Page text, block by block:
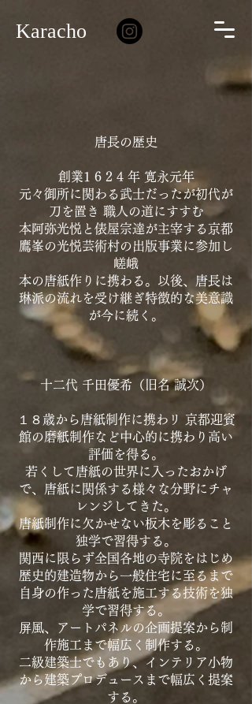
Karacho
唐長の歴史
創業1 6 2 4 年 寛永元年
元々御所に関わる武士だったが初代が
刀を置き 職人の道にすすむ
本阿弥光悦と俵屋宗達が主宰する京都
鷹峯の光悦芸術村の出版事業に参加し
嵯峨
本の唐紙作りに携わる。以後、唐長は
琳派の流れを受け継ぎ特徴的な美意識
が今に続く。
十二代 千田優希（旧名 誠次）
１８歳から唐紙制作に携わリ 京都迎賓
館の磨紙制作など中心的に携わり高い
評価を得る。
若くして唐紙の世界に入ったおかげ
で、唐紙に関係する様々な分野にチャ
レンジしてきた。
唐紙制作に欠かせない板木を彫ること
独学で習得する。
関西に限らず全国各地の寺院をはじめ
歴史的建造物から一般住宅に至るまで
自身の作った唐紙を施工する技術を独
学で習得する。
屏風、アートパネルの企画提案から制
作施工まで幅広く制作する。
二級建築士でもあり、インテリア小物
から建築プロデュースまで幅広く提案
する。